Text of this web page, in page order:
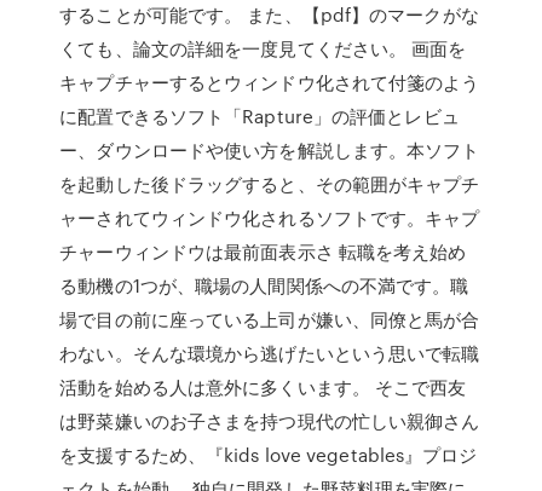
することが可能です。 また、【pdf】のマークがな
くても、論文の詳細を一度見てください。 画面を
キャプチャーするとウィンドウ化されて付箋のよう
に配置できるソフト「Rapture」の評価とレビュ
ー、ダウンロードや使い方を解説します。本ソフト
を起動した後ドラッグすると、その範囲がキャプチ
ャーされてウィンドウ化されるソフトです。キャプ
チャーウィンドウは最前面表示さ 転職を考え始め
る動機の1つが、職場の人間関係への不満です。職
場で目の前に座っている上司が嫌い、同僚と馬が合
わない。そんな環境から逃げたいという思いで転職
活動を始める人は意外に多くいます。 そこで西友
は野菜嫌いのお子さまを持つ現代の忙しい親御さん
を支援するため、『kids love vegetables』プロジ